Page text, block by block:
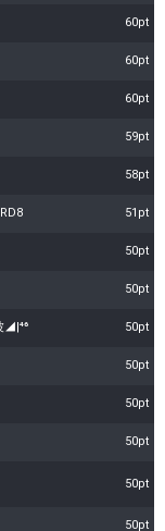
60pt
60pt
60pt
59pt
58pt
51pt
50pt
50pt
◢|⁴⁶ 50pt
50pt
50pt
50pt
50pt
50pt